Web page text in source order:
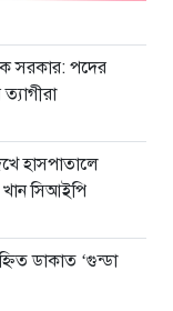
সরকার: পদের
হাসপাতালে
সিআইপি
ডাকাত ‘গুন্ডা